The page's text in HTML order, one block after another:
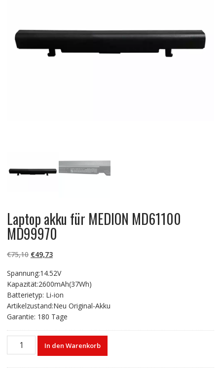
Laptop akku für MEDION MD61100
MD99970
€75,10 Ursprünglicher
war:
€75,10
€49,73Aktueller
ist:
€49,73.
Spannung:14.52V
Kapazität:2600mAh(37Wh)
Batterietyp: Li-ion
Artikelzustand:Neu Original-Akku
Garantie: 180 Tage
Laptop
In den Warenkorb